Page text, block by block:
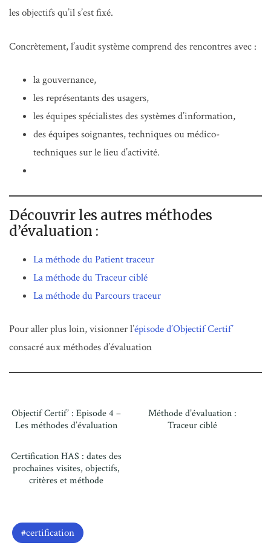
les objectifs qu’il s’est fixé.
Concrètement, l’audit système comprend des rencontres avec :
la gouvernance,
les représentants des usagers,
les équipes spécialistes des systèmes d’information,
des équipes soignantes, techniques ou médico-
techniques sur le lieu d’activité.
Découvrir les autres méthodes
d’évaluation :
La méthode du Patient traceur
La méthode du Traceur ciblé
La méthode du Parcours traceur
Pour aller plus loin, visionner l’épisode d’Objectif Certif’
consacré aux méthodes d’évaluation
Objectif Certif’ : Episode 4 –
Les méthodes d’évaluation
Méthode d’évaluation :
Traceur ciblé
Certification HAS : dates des
prochaines visites, objectifs,
critères et méthode
certification